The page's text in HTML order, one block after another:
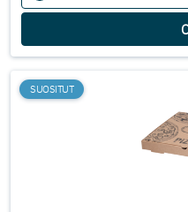
SUOSITUT